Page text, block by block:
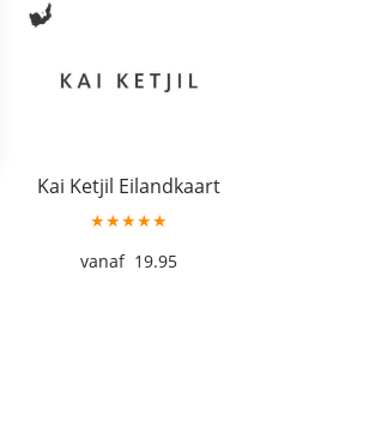
Kai Ketjil Eilandkaart
★★★★★
19.95